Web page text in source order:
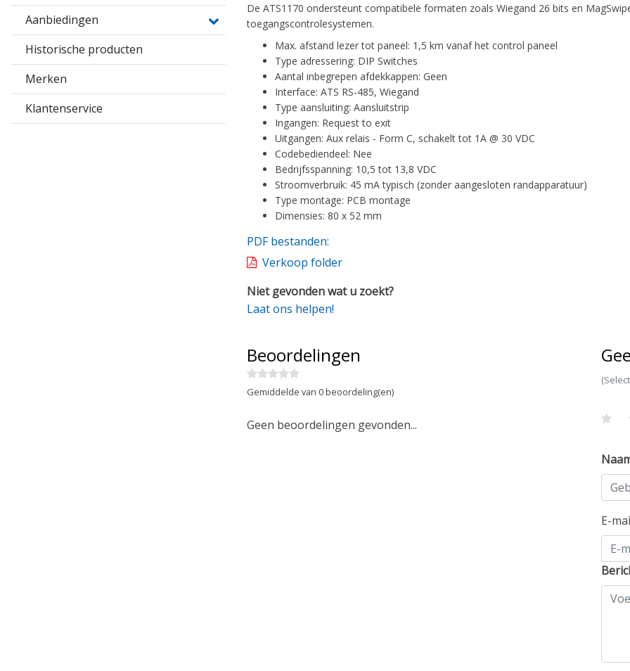
Aanbiedingen
Historische producten
Merken
Klantenservice
De ATS1170 ondersteunt compatibele formaten zoals Wiegand 26 bits en
toegangscontrolesystemen.
Max. afstand lezer tot paneel: 1,5 km vanaf het control paneel
Type adressering: DIP Switches
Aantal inbegrepen afdekkappen: Geen
Interface: ATS RS-485, Wiegand
Type aansluiting: Aansluitstrip
Ingangen: Request to exit
Uitgangen: Aux relais - Form C, schakelt tot 1A @ 30 VDC
Codebediendeel: Nee
Bedrijfsspanning: 10,5 tot 13,8 VDC
Stroomverbruik: 45 mA typisch (zonder aangesloten randapparatuur)
Type montage: PCB montage
Dimensies: 80 x 52 mm
PDF bestanden:
Verkoop folder
Niet gevonden wat u zoekt?
Laat ons helpen!
Beoordelingen
Gemiddelde van 0 beoordeling(en)
Geen beoordelingen gevonden...
E-